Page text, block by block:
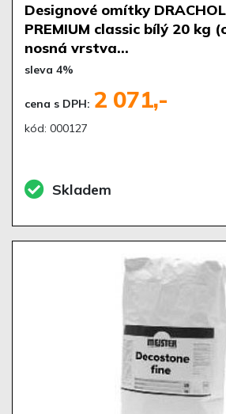
Designové omítky
PREMIUM classic bílý 20 kg
nosná vrstva…
sleva 4%
cena s DPH: 2 071,-
kód: 000127
Skladem